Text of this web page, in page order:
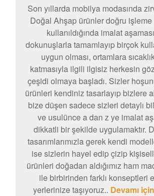
Son yıllarda mobilya modasında
Doğal Ahşap ürünler doğru
kullanıldığında imalat
dokunuşlarla tamamlayıp birçok
uygun olması, ortamlara
katmasıyla ilgili ilgisiz herkesin
çeşidi olmaya başladı. Sizler
ürünleri kendiniz tasarlayıp bizlere
bize düşen sadece sizleri detaylı
ve usulünce a dan z ye imalat
dikkatli bir şekilde uygulamaktır.
tasarımlarımızla gerek kendi
ise sizlerin hayel edip çizip
ürünleri doğadan aldığımız ham
ile birbirinden farklı konseptleri
yerlerinize taşıyoruz.. Devamı